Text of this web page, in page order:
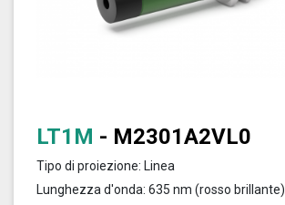
LT1M - M2301A2VL0
Tipo di proiezione: Linea
Lunghezza d'onda: 635 nm (rosso brillante)